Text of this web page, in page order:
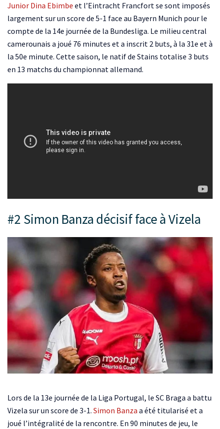
Junior Dina Ebimbe et l’Eintracht Francfort se sont imposés
largement sur un score de 5-1 face au Bayern Munich pour le
compte de la 14e journée de la Bundesliga. Le milieu central
camerounais a joué 76 minutes et a inscrit 2 buts, à la 31e et à
la 50e minute. Cette saison, le natif de Stains totalise 3 buts
en 13 matchs du championnat allemand.
#2 Simon Banza décisif face à Vizela
Lors de la 13e journée de la Liga Portugal, le SC Braga a battu
Vizela sur un score de 3-1. Simon Banza a été titularisé et a
joué l’intégralité de la rencontre. En 90 minutes de jeu, le